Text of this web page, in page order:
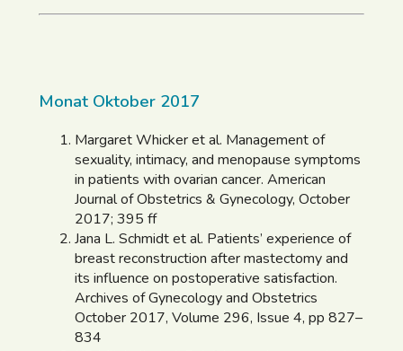
Monat Oktober 2017
Margaret Whicker et al. Management of
sexuality, intimacy, and menopause symptoms
in patients with ovarian cancer. American
Journal of Obstetrics & Gynecology, October
2017; 395 ff
Jana L. Schmidt et al. Patients’ experience of
breast reconstruction after mastectomy and
its influence on postoperative satisfaction.
Archives of Gynecology and Obstetrics
October 2017, Volume 296, Issue 4, pp 827–
834